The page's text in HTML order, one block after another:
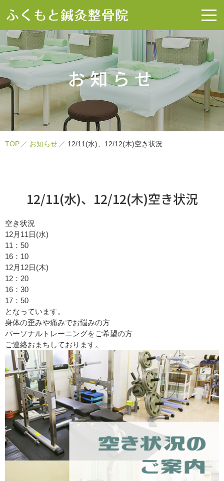
お知らせ
TOP お知らせ 12/11(水)、12/12(木)空き状況
12/11(水)、12/12(木)空き状況
空き状況
12月11日(水)
11：50
16：10
12月12日(木)
12：20
16：30
17：50
となっています。
身体の歪みや痛みでお悩みの方
パーソナルトレーニングをご希望の方
ご連絡おまちしております。